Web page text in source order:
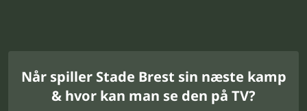
Når spiller Stade Brest sin næste kamp
& hvor kan man se den på TV?